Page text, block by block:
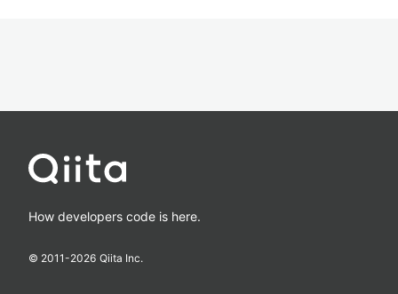
How developers code is here.
© 2011-2026 Qiita Inc.